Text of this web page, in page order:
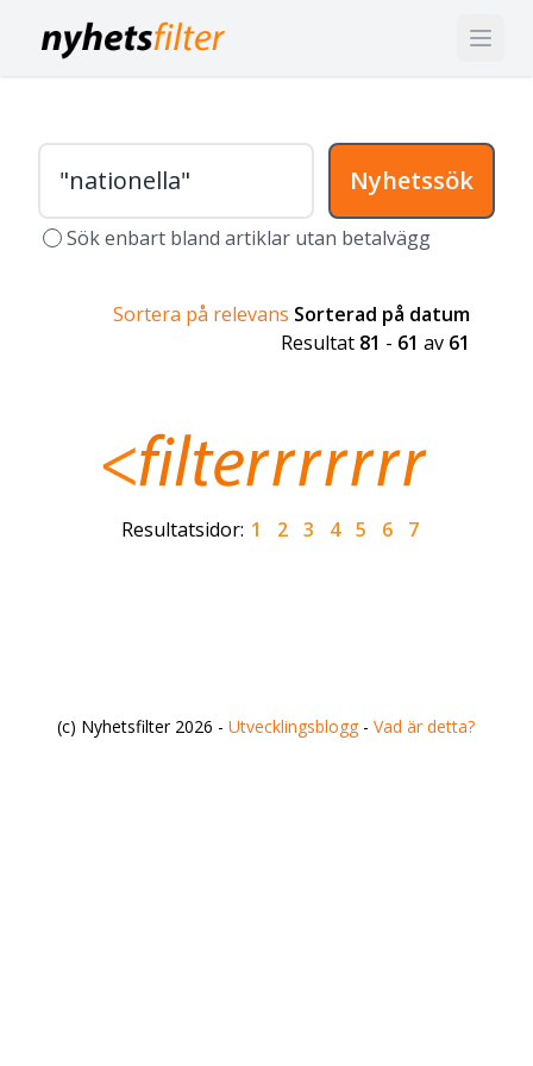
Nyhetssök
Sök enbart bland artiklar utan betalvägg
Sortera på relevans Sorterad på datum
Resultat 81 - 61 av 61
Resultatsidor: 1 2 3 4 5 6 7
(c) Nyhetsfilter 2026 -Utvecklingsblogg -Vad är detta?